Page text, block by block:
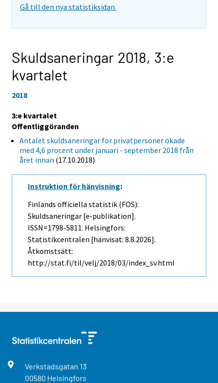
Gå till den nya statistiksidan.
Skuldsaneringar 2018, 3:e
kvartalet
2018
3:e kvartalet
Offentliggöranden
Antalet skuldsaneringar för privatpersoner ökade
med 4,6 procent under januari - september 2018 från
året innan (17.10.2018)
Instruktion för hänvisning:
Finlands officiella statistik (FOS):
Skuldsaneringar [e-publikation].
ISSN=1798-5811. Helsingfors:
Statistikcentralen [hänvisat: 8.8.2026].
Åtkomstsätt:
http://stat.fi/til/velj/2018/03/index_sv.html
Verkstadsgatan 13
00580 Helsingfors